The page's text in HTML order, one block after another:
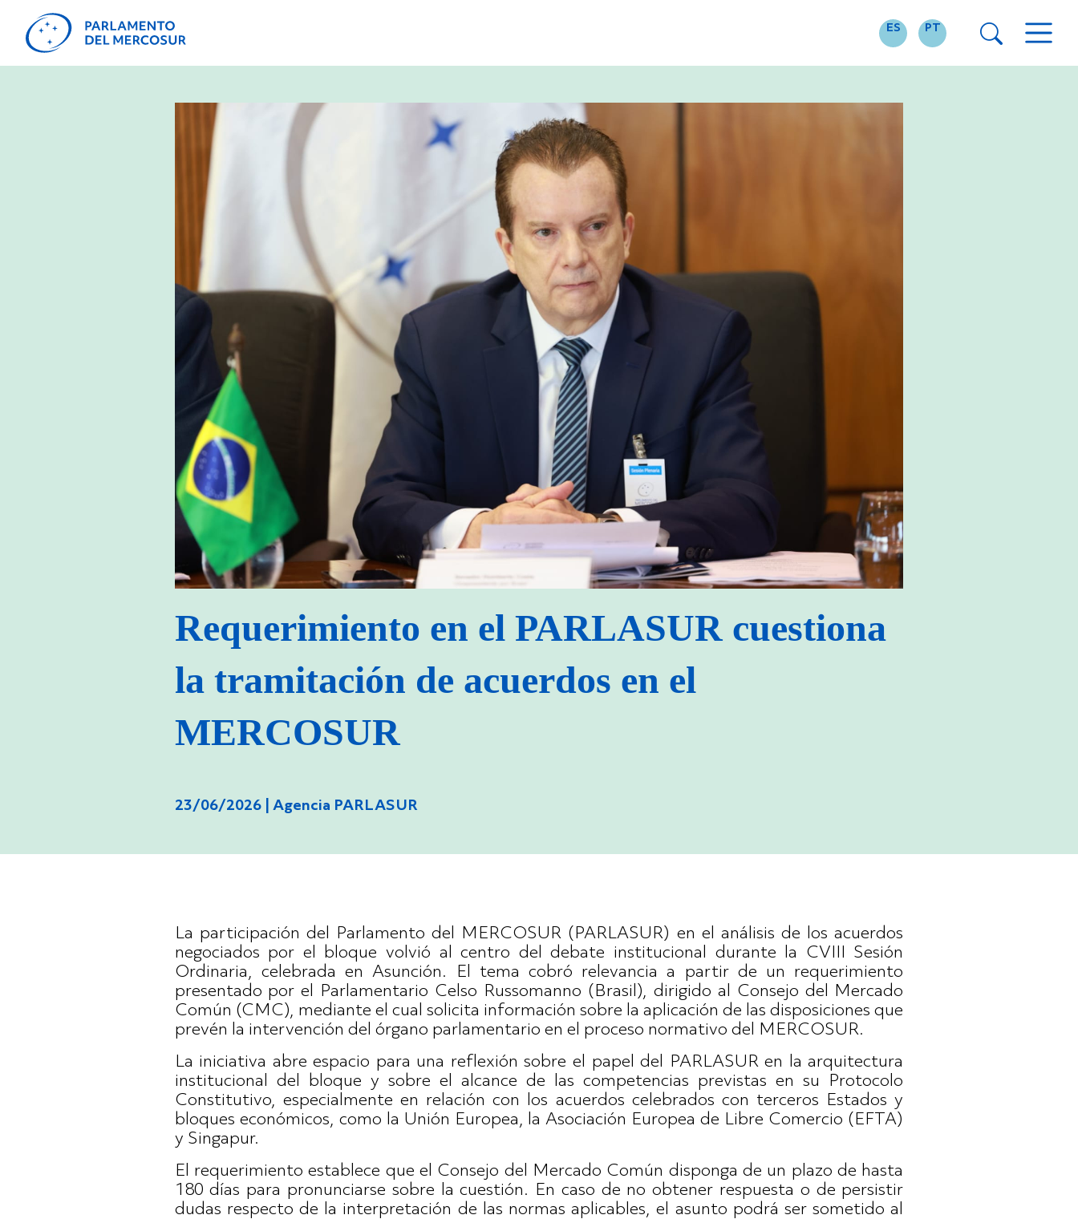
ES PT
Requerimiento en el PARLASUR cuestiona
la tramitación de acuerdos en el
MERCOSUR
23/06/2026 | Agencia PARLASUR
La participación del Parlamento del MERCOSUR (PARLASUR) en el análisis de los acuerdos
negociados por el bloque volvió al centro del debate institucional durante la CVIII Sesión
Ordinaria, celebrada en Asunción. El tema cobró relevancia a partir de un requerimiento
presentado por el Parlamentario Celso Russomanno (Brasil), dirigido al Consejo del Mercado
Común (CMC), mediante el cual solicita información sobre la aplicación de las disposiciones que
prevén la intervención del órgano parlamentario en el proceso normativo del MERCOSUR.
La iniciativa abre espacio para una reflexión sobre el papel del PARLASUR en la arquitectura
institucional del bloque y sobre el alcance de las competencias previstas en su Protocolo
Constitutivo, especialmente en relación con los acuerdos celebrados con terceros Estados y
bloques económicos, como la Unión Europea, la Asociación Europea de Libre Comercio (EFTA)
y Singapur.
El requerimiento establece que el Consejo del Mercado Común disponga de un plazo de hasta
180 días para pronunciarse sobre la cuestión. En caso de no obtener respuesta o de persistir
dudas respecto de la interpretación de las normas aplicables, el asunto podrá ser sometido al